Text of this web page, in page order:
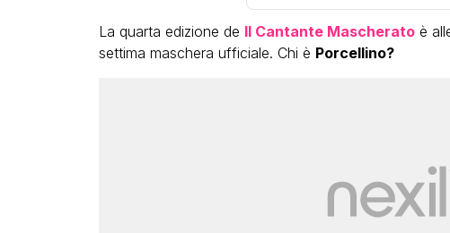
La quarta edizione de Il Cantante Mascheratoè
settima maschera ufficiale. Chi è Porcellino?
Bambola Star, la festa di
compleanno con tutte le grandi